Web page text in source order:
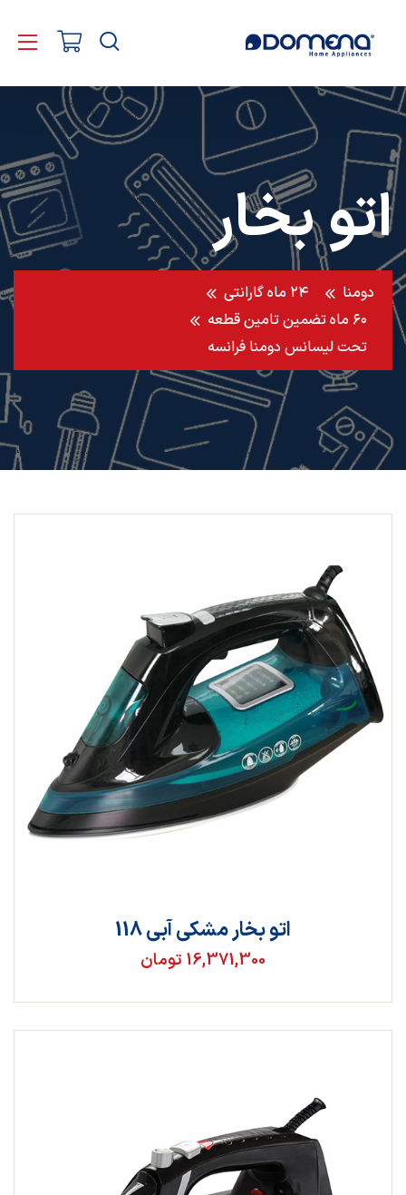
اتو بخار
دومنا
۲۴ ماه گارانتی
۶۰ ماه تضمین تامین قطعه
تحت لیسانس دومنا فرانسه
اتو بخار مشکی آبی 118
16,371,300 تومان